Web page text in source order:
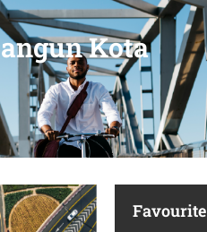
Kota
Favourite